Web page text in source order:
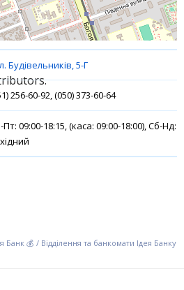
Будівельників, 5-Г
256-60-92, (050) 373-60-64
09:00-18:15, (каса: 09:00-18:00), Сб-Нд:
Банк 💰 / Відділення та банкомати Ідея Банку